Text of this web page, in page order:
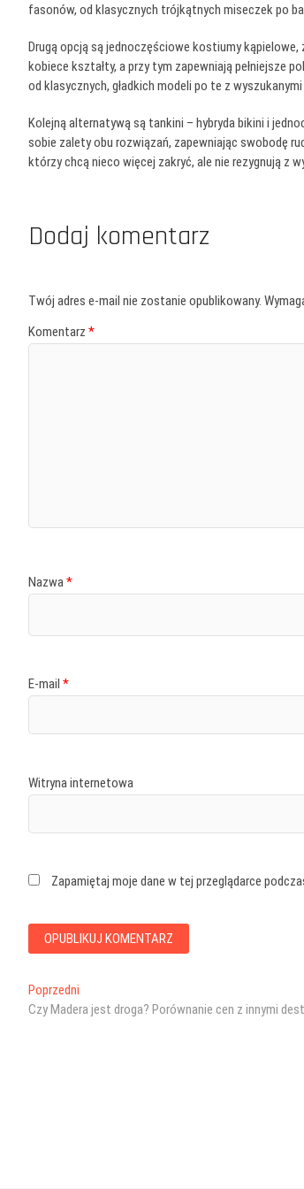
fasonów, od klasycznych trójkątnych miseczek po
Drugą opcją są jednoczęściowe kostiumy
kobiece kształty, a przy tym zapewniają pełniejsze
od klasycznych, gładkich modeli po te z
Kolejną alternatywą są tankini – hybryda bikini i
sobie zalety obu rozwiązań, zapewniając swobodę
którzy chcą nieco więcej zakryć, ale nie rezygnują z
Dodaj komentarz
Twój adres e-mail nie zostanie opublikowany.
Komentarz *
Nazwa*
E-mail *
Witryna internetowa
Zapamiętaj moje dane w tej przeglądarce
Nawigacja
wpisu
Poprzedni
wpis:
Czy Madera jest droga? Porównanie cen z innymi